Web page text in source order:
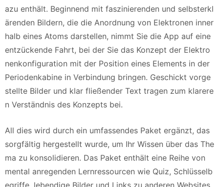
azu enthält. Beginnend mit faszinierenden und selbsterkl
ärenden Bildern, die die Anordnung von Elektronen inner
halb eines Atoms darstellen, nimmt Sie die App auf eine
entzückende Fahrt, bei der Sie das Konzept der Elektro
nenkonfiguration mit der Position eines Elements in der
Periodenkabine in Verbindung bringen. Geschickt vorge
stellte Bilder und klar fließender Text tragen zum klarere
n Verständnis des Konzepts bei.
All dies wird durch ein umfassendes Paket ergänzt, das
sorgfältig hergestellt wurde, um Ihr Wissen über das The
ma zu konsolidieren. Das Paket enthält eine Reihe von
mental anregenden Lernressourcen wie Quiz, Schlüsselb
egriffe, lebendige Bilder und Links zu anderen Websites,